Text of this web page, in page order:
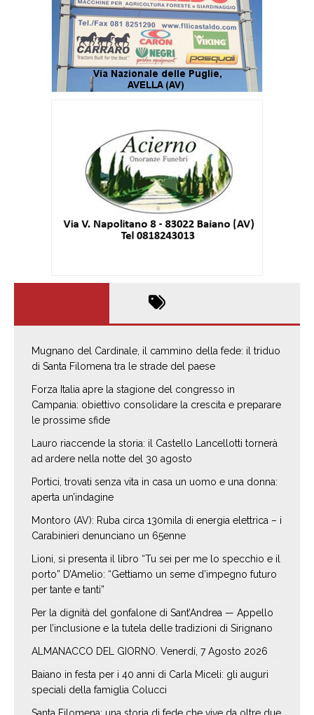
Mugnano del Cardinale, il cammino della fede: il triduo
di Santa Filomena tra le strade del paese
Forza Italia apre la stagione del congresso in
Campania: obiettivo consolidare la crescita e preparare
le prossime sfide
Lauro riaccende la storia: il Castello Lancellotti tornerà
ad ardere nella notte del 30 agosto
Portici, trovati senza vita in casa un uomo e una donna:
aperta un’indagine
Montoro (AV): Ruba circa 130mila di energia elettrica – i
Carabinieri denunciano un 65enne
Lioni, si presenta il libro “Tu sei per me lo specchio e il
porto” D’Amelio: “Gettiamo un seme d’impegno futuro
per tante e tanti”
Per la dignità del gonfalone di Sant’Andrea — Appello
per l’inclusione e la tutela delle tradizioni di Sirignano
ALMANACCO DEL GIORNO. Venerdí, 7 Agosto 2026
Baiano in festa per i 40 anni di Carla Miceli: gli auguri
speciali della famiglia Colucci